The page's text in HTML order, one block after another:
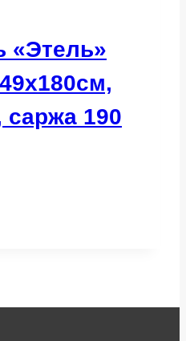
«Этель»
саржа 190